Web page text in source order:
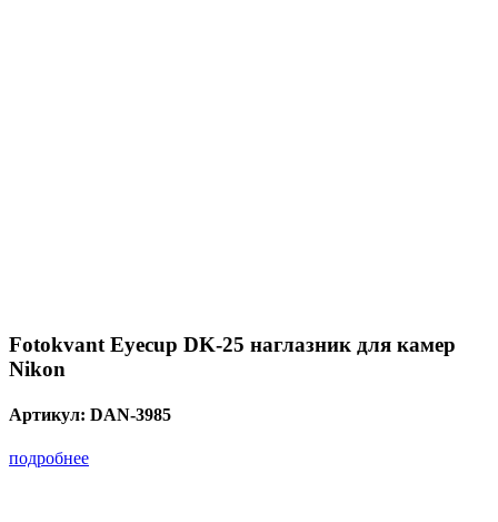
Fotokvant Eyecup DK-25 наглазник для камер
Nikon
Артикул: DAN-3985
подробнее